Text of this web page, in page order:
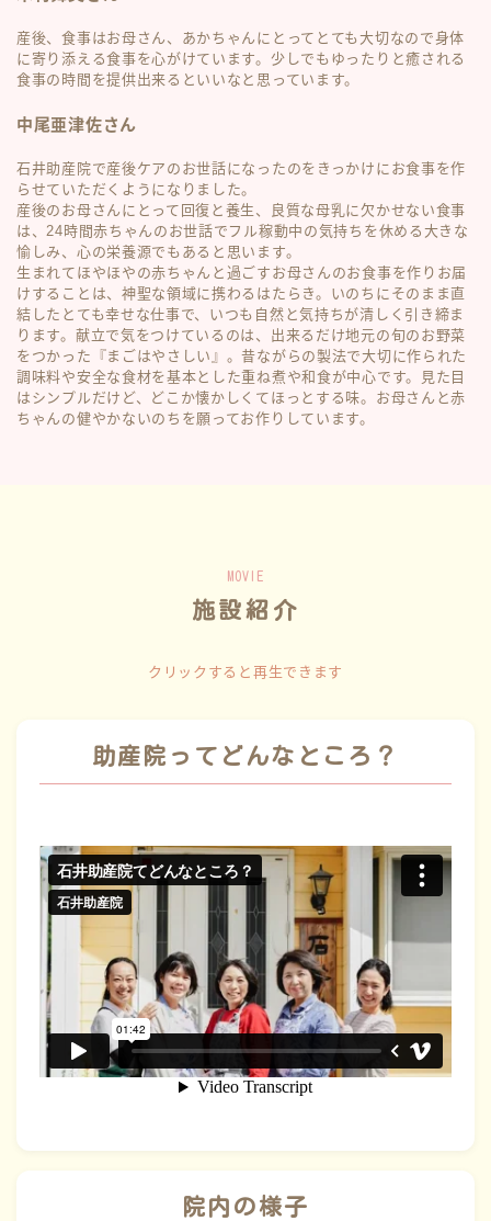
産後、食事はお母さん、あかちゃんにとってとても大切なので身体
に寄り添える食事を心がけています。少しでもゆったりと癒される
食事の時間を提供出来るといいなと思っています。
中尾亜津佐さん
石井助産院で産後ケアのお世話になったのをきっかけにお食事を作
らせていただくようになりました。
産後のお母さんにとって回復と養生、良質な母乳に欠かせない食事
は、24時間赤ちゃんのお世話でフル稼動中の気持ちを休める大きな
愉しみ、心の栄養源でもあると思います。
生まれてほやほやの赤ちゃんと過ごすお母さんのお食事を作りお届
けすることは、神聖な領域に携わるはたらき。いのちにそのまま直
結したとても幸せな仕事で、いつも自然と気持ちが清しく引き締ま
ります。献立で気をつけているのは、出来るだけ地元の旬のお野菜
をつかった『まごはやさしい』。昔ながらの製法で大切に作られた
調味料や安全な食材を基本とした重ね煮や和食が中心です。見た目
はシンプルだけど、どこか懐かしくてほっとする味。お母さんと赤
ちゃんの健やかないのちを願ってお作りしています。
MOVIE
施設紹介
クリックすると再生できます
助産院ってどんなところ？
院内の様子